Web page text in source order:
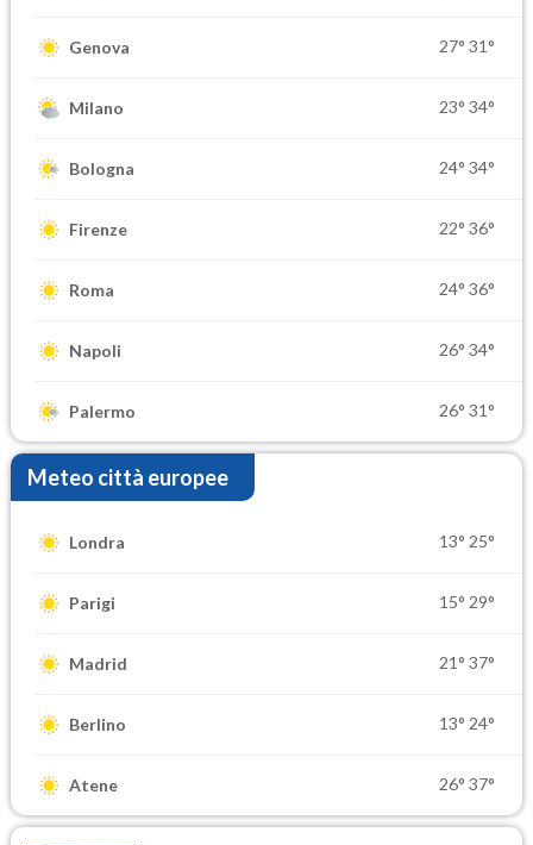
Genova 27° 31°
Milano 23° 34°
Bologna 24° 34°
Firenze 22° 36°
Roma 24° 36°
Napoli 26° 34°
Palermo 26° 31°
Meteo città europee
Londra 13° 25°
Parigi 15° 29°
Madrid 21° 37°
Berlino 13° 24°
Atene 26° 37°